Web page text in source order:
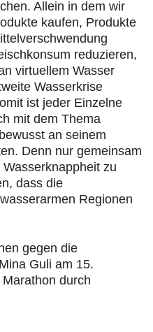
Allein in dem wir
kaufen, Produkte
reduzieren,
virtuellem Wasser
Wasserkrise
ist jeder Einzelne
mit dem Thema
an seinem
Denn nur gemeinsam
zu
dass die
Regionen
gegen die
Guli am 15.
durch